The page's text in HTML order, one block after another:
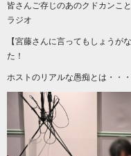
皆さんご存じのあのクドカンこ
ラジオ
【宮藤さんに言ってもしょうが
た！
ホストのリアルな愚痴とは・・